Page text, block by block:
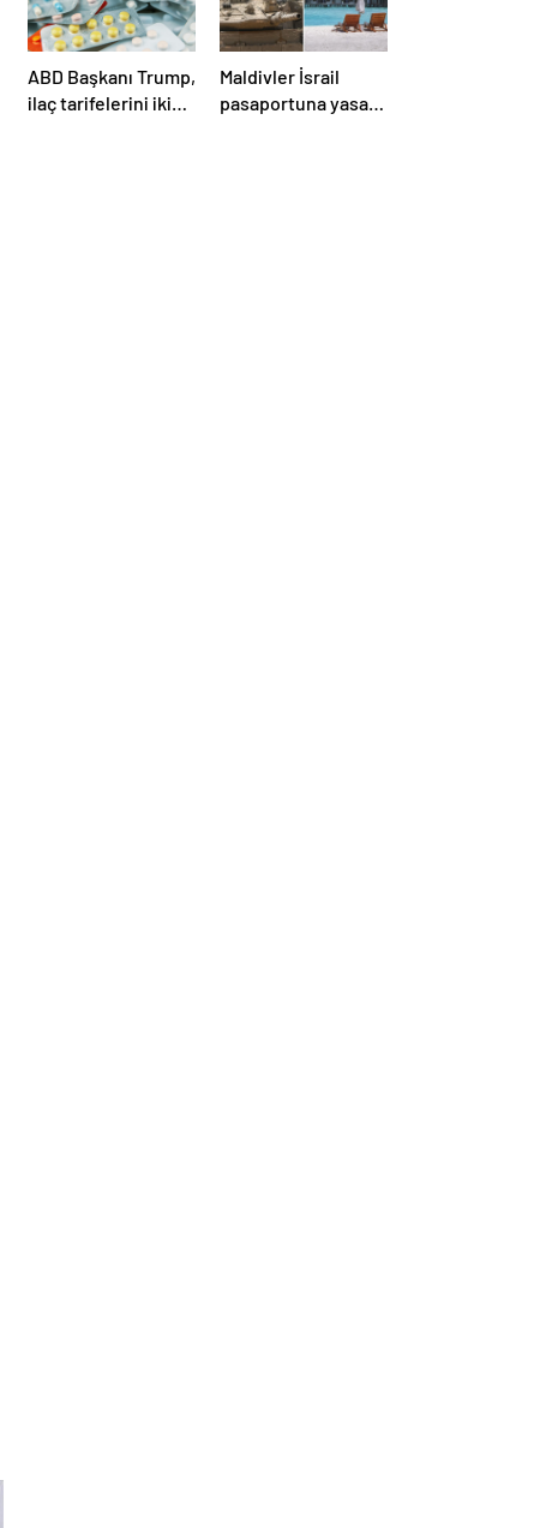
ABD Başkanı Trump,
ilaç tarifelerini iki
Maldivler İsrail
pasaportuna yasak